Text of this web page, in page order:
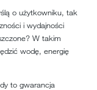
o użytkowniku, tak
i wydajności
W takim
wodę, energię
to gwarancja